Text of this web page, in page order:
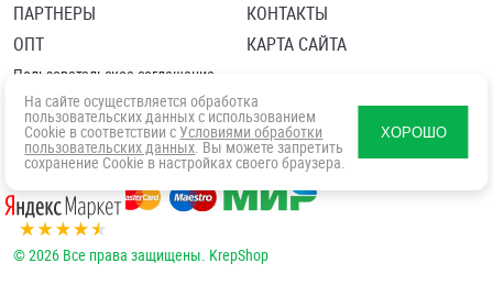
ПАРТНЕРЫ
ОПТ
КОНТАКТЫ
КАРТА САЙТА
Пользовательское соглашение
Политика в отношении обработки персональных данных
Согласие посетителя сайта на обработку персональных данны
© 2026 Все права защищены. KrepShop
На сайте осуществляется обработка
пользовательских данных с использованием
Cookie в соответствии с Условиями обработки
пользовательских данных. Вы можете запретить
сохранение Cookie в настройках своего браузера.
ХОРОШО